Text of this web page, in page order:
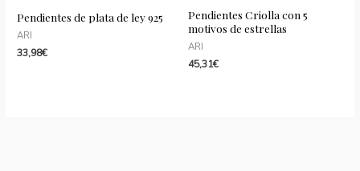
Pendientes de plata de ley 925
ARI
33,98€
Pendientes Criolla con 5
motivos de estrellas
ARI
45,31€